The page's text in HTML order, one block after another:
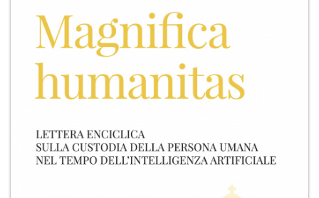
AUTORI VARI